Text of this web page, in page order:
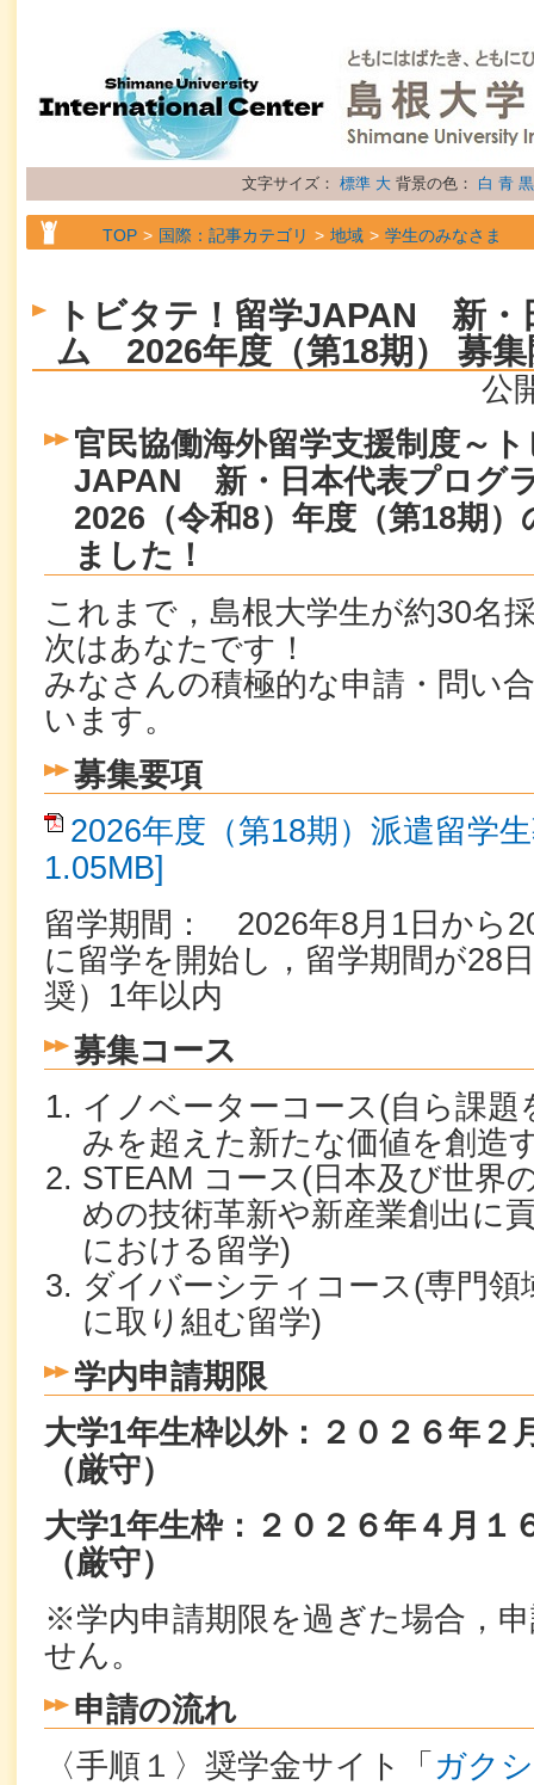
文字サイズ： 標準 大 背景の色： 白 青 黒
TOP 国際：記事カテゴリ 地域 学生のみなさま
トビタテ！留学JAPAN 新・
ム 2026年度（第18期） 募
公
官民協働海外留学支援制度～
JAPAN 新・日本代表プログ
2026（令和8）年度（第18期
ました！
これまで，島根大学生が約30名
次はあなたです！
みなさんの積極的な申請・問い
います。
募集要項
2026年度（第18期）派遣留学
1.05MB]
留学期間： 2026年8月1日から
に留学を開始し，留学期間が28
奨）1年以内
募集コース
イノベーターコース(自ら課題
みを超えた新たな価値を創造
STEAM コース(日本及び世界
めの技術革新や新産業創出に
における留学)
ダイバーシティコース(専門
に取り組む留学)
学内申請期限
大学1年生枠以外：２０２６年２
（厳守）
大学1年生枠：２０２６年４月１
（厳守）
※学内申請期限を過ぎた場合，
せん。
申請の流れ
〈手順１〉奨学金サイト「 ガク